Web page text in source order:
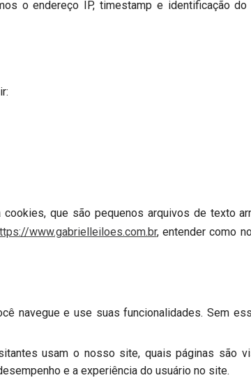
o endereço IP, timestamp e identificação
cookies, que são pequenos arquivos de texto
www.gabrielleiloes.com.br, entender como
navegue e use suas funcionalidades. Sem
usam o nosso site, quais páginas são
e a experiência do usuário no site.